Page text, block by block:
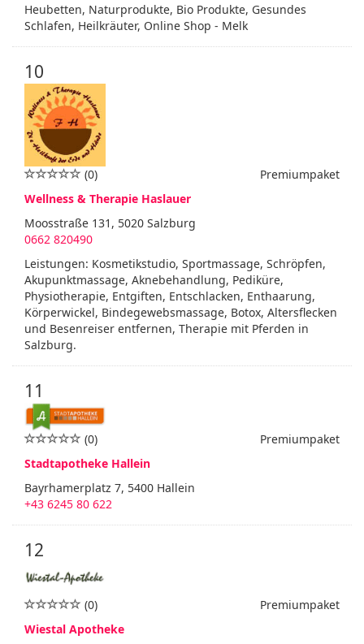
Heubetten, Naturprodukte, Bio Produkte, Gesundes
Schlafen, Heilkräuter, Online Shop - Melk
10
Premiumpaket
(0)
Wellness & Therapie Haslauer
Moosstraße 131, 5020 Salzburg
0662 820490
Leistungen: Kosmetikstudio, Sportmassage, Schröpfen,
Akupunktmassage, Aknebehandlung, Pediküre,
Physiotherapie, Entgiften, Entschlacken, Enthaarung,
Körperwickel, Bindegewebsmassage, Botox, Altersflecken
und Besenreiser entfernen, Therapie mit Pferden in
Salzburg.
11
Premiumpaket
(0)
Stadtapotheke Hallein
Bayrhamerplatz 7, 5400 Hallein
+43 6245 80 622
12
Premiumpaket
(0)
Wiestal Apotheke